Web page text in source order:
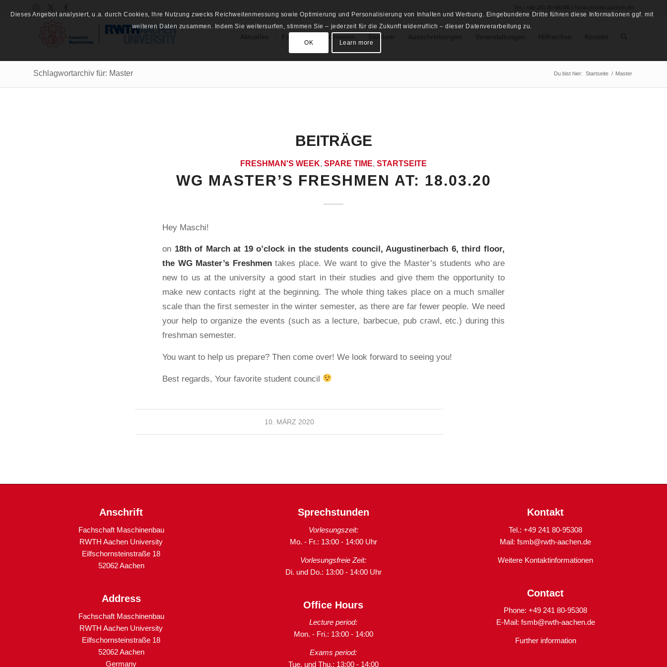
Schlagwortarchiv für: Master Du bist hier: Startseite / Master
BEITRÄGE
FRESHMAN'S WEEK, SPARE TIME, STARTSEITE
WG MASTER’S FRESHMEN AT: 18.03.20
Hey Maschi!
on 18th of March at 19 o’clock in the students council, Augustinerbach 6, third floor,
the WG Master’s Freshmentakes place. We want to give the Master’s students who are
new to us at the university a good start in their studies and give them the opportunity to
make new contacts right at the beginning. The whole thing takes place on a much smaller
scale than the first semester in the winter semester, as there are far fewer people. We need
your help to organize the events (such as a lecture, barbecue, pub crawl, etc.) during this
freshman semester.
You want to help us prepare? Then come over! We look forward to seeing you!
Best regards, Your favorite student council
10. MÄRZ 2020
Anschrift
Fachschaft Maschinenbau
RWTH Aachen University
Eilfschornsteinstraße 18
52062 Aachen
Address
Fachschaft Maschinenbau
RWTH Aachen University
Eilfschornsteinstraße 18
52062 Aachen
Germany
Sprechstunden
Vorlesungszeit:
Mo. - Fr.: 13:00 - 14:00 Uhr
Vorlesungsfreie Zeit:
Di. und Do.: 13:00 - 14:00 Uhr
Office Hours
Lecture period:
Mon. - Fri.: 13:00 - 14:00
Exams period:
Tue. und Thu.: 13:00 - 14:00
Kontakt
Tel.: +49 241 80-95308
Mail:fsmb@rwth-aachen.de
Weitere Kontaktinformationen
Contact
Phone: +49 241 80-95308
E-Mail: fsmb@rwth-aachen.de
Further information
Dieses Angebot analysiert, u.a. durch Cookies, Ihre Nutzung zwecks Reichweitenmessung sowie Optimierung und Personalisierung von Inhalten und Werbung. Eingebundene Dritte führen diese Informationen ggf. mit
weiteren Daten zusammen. Indem Sie weitersurfen, stimmen Sie – jederzeit für die Zukunft widerruflich – dieser Datenverarbeitung zu.
OK Learn more